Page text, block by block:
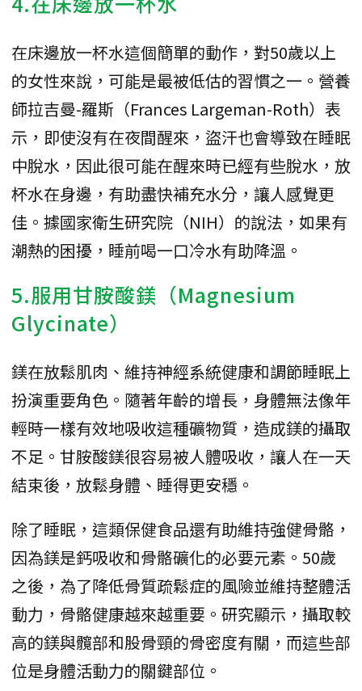
在床邊放一杯水這個簡單的動作，對50歲以上
的女性來說，可能是最被低估的習慣之一。營養
師拉吉曼-羅斯（Frances Largeman-Roth）表
示，即使沒有在夜間醒來，盜汗也會導致在睡眠
中脫水，因此很可能在醒來時已經有些脫水，放
杯水在身邊，有助盡快補充水分，讓人感覺更
佳。據國家衛生研究院（NIH）的說法，如果有
潮熱的困擾，睡前喝一口冷水有助降溫。
5.服用甘胺酸鎂（Magnesium
Glycinate）
鎂在放鬆肌肉、維持神經系統健康和調節睡眠上
扮演重要角色。隨著年齡的增長，身體無法像年
輕時一樣有效地吸收這種礦物質，造成鎂的攝取
不足。甘胺酸鎂很容易被人體吸收，讓人在一天
結束後，放鬆身體、睡得更安穩。
除了睡眠，這類保健食品還有助維持強健骨骼，
因為鎂是鈣吸收和骨骼礦化的必要元素。50歲
之後，為了降低骨質疏鬆症的風險並維持整體活
動力，骨骼健康越來越重要。研究顯示，攝取較
高的鎂與髖部和股骨頸的骨密度有關，而這些部
位是身體活動力的關鍵部位。